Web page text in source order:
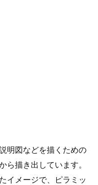
明図などを描くための
ら描き出しています。
イメージで、ピラミッ